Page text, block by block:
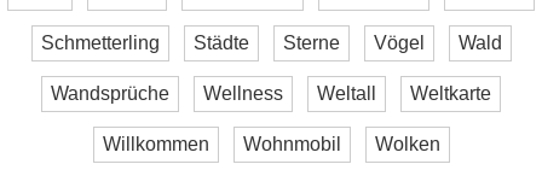
Schmetterling Städte Sterne Vögel Wald
Wandsprüche Wellness Weltall Weltkarte
Willkommen Wohnmobil Wolken